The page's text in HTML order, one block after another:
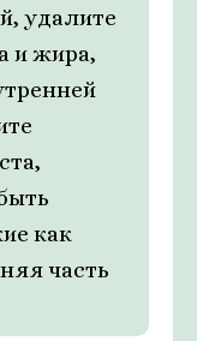
удалите
и жира,
как
часть